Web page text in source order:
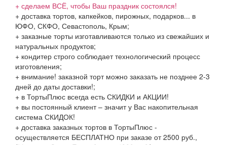
+ сделаем ВСЁ, чтобы Ваш праздник состоялся!
+ доставка тортов, капкейков, пирожных, подарков... в
ЮФО, СКФО, Севастополь, Крым;
+ заказные торты изготавливаются только из свежайших и
натуральных продуктов;
+ кондитер строго соблюдает технологический процесс
изготовления;
+ внимание! заказной торт можно заказать не позднее 2-3
дней до даты доставки!;
+ в ТортыПлюс всегда есть СКИДКИ и АКЦИИ!
+ вы постоянный клиент – значит у Вас накопительная
система СКИДОК!
+ доставка заказных тортов в ТортыПлюс -
осуществляется БЕСПЛАТНО при заказе от 2500 руб.,